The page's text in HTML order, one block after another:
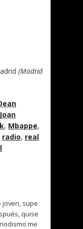
(Madrid
Joan
, Mbappe,
radio, real
joven, supe
quise
me